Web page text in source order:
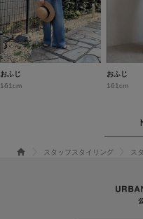
おふじ
161cm
おふじ
161cm
スタッフスタイリング ス